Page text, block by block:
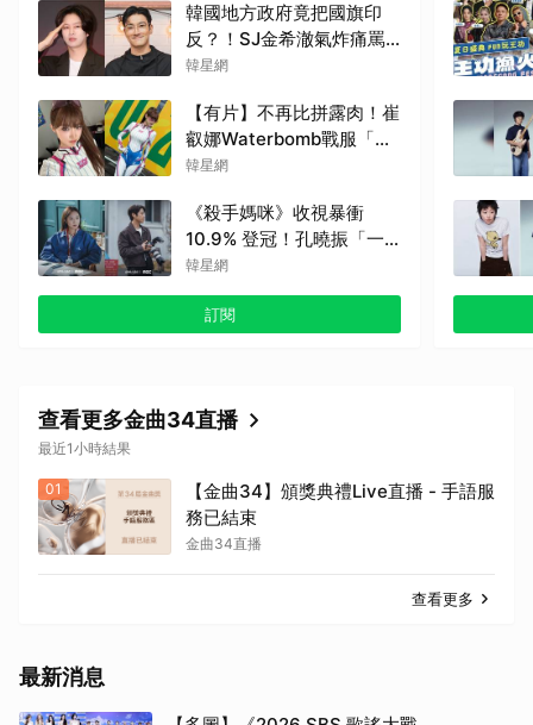
韓國地方政府竟把國旗印
反？！SJ金希澈氣炸痛罵
「X瘋了吧」，崔始源也發
韓星網
【有片】不再比拼露肉！崔
叡娜Waterbomb戰服「全
身包緊緊」獲好評，逆向操
韓星網
《殺手媽咪》收視暴衝
10.9% 登冠！孔曉振「一
槍爆頭」極惡犯，神秘竊聽
器埋伏筆
韓星網
訂閱
查看更多金曲34直播
最近1小時結果
01
【金曲34】頒獎典禮Live直播 - 手語服
務已結束
金曲34直播
查看更多
最新消息